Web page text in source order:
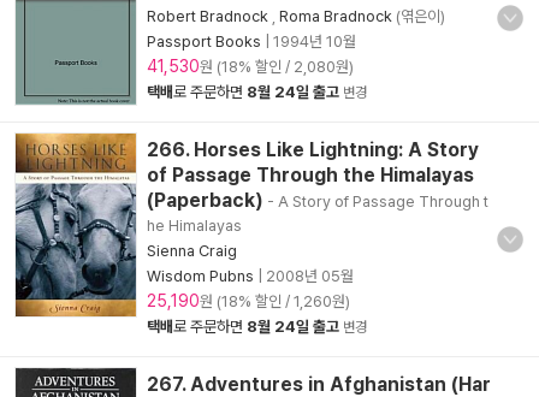
Robert Bradnock Roma Bradnock (엮은이)
Passport Books
1994년 10월
41,530원 (18% 할인 / 2,080원)
택배로 주문하면 8월 24일 출고 변경
266. Horses Like Lightning: A Story
of Passage Through the Himalayas
(Paperback) - A Story of Passage Through t
he Himalayas
Sienna Craig
Wisdom Pubns
2008년 05월
25,190원 (18% 할인 / 1,260원)
택배로 주문하면 8월 24일 출고 변경
267. Adventures in Afghanistan (Har